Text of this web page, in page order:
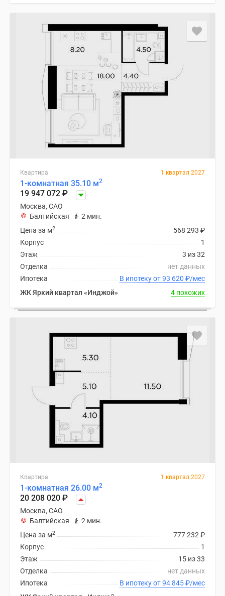
Квартира 1 квартал 2027
1-комнатная 35.10 м2
19 947 072 ₽
Москва, САО
Балтийская
2 мин.
568 293 ₽
Цена за м2
1
Корпус
3 из 32
Этаж
нет данных
Отделка
В ипотеку от 93 620 ₽/мес
Ипотека
ЖК Яркий квартал «Инджой»
4 похожих
Квартира 1 квартал 2027
1-комнатная 26.00 м2
20 208 020 ₽
Москва, САО
Балтийская
2 мин.
777 232 ₽
Цена за м2
1
Корпус
15 из 33
Этаж
нет данных
Отделка
В ипотеку от 94 845₽/мес
Ипотека